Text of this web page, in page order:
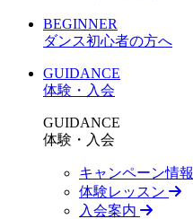
BEGINNER
ダンス初心者の方へ
GUIDANCE
体験・入会
GUIDANCE
体験・入会
キャンペーン情報
体験レッスン
入会案内